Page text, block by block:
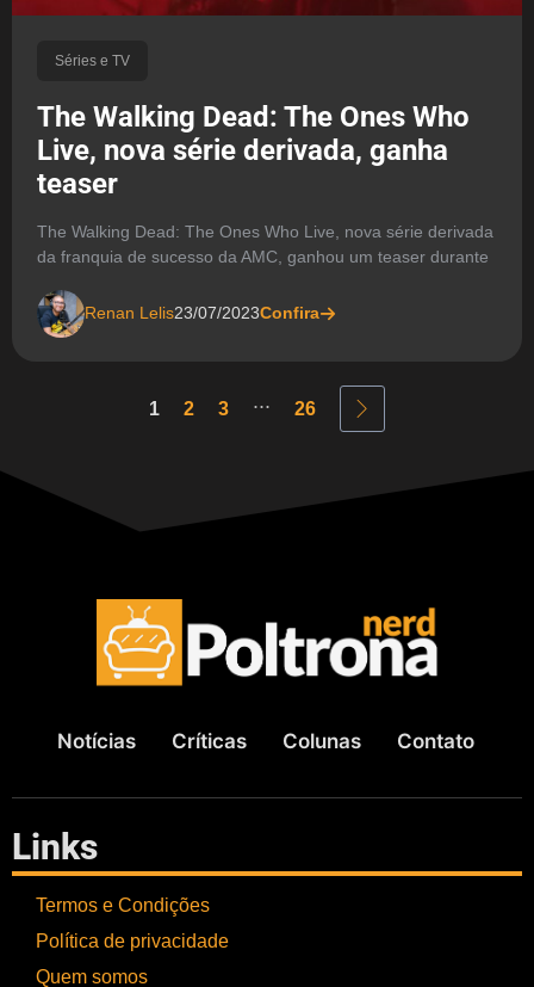
Séries e TV
The Walking Dead: The Ones Who
Live, nova série derivada, ganha
teaser
The Walking Dead: The Ones Who Live, nova série derivada
da franquia de sucesso da AMC, ganhou um teaser durante
Renan Lelis23/07/2023Confira
1 2 3 ... 26
Notícias Críticas Colunas Contato
Links
Termos e Condições
Política de privacidade
Quem somos